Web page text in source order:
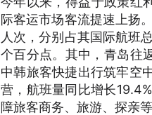
际客运市场客流提速上扬
人次，分别占其国际航班
个百分点。其中，青岛往
中韩旅客快捷出行筑牢空
营，航班量同比增长
障旅客商务、旅游、探亲等